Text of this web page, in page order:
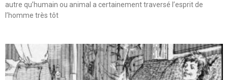
autre qu’humain ou animal a certainement traversé l’esprit de
l’homme très tôt